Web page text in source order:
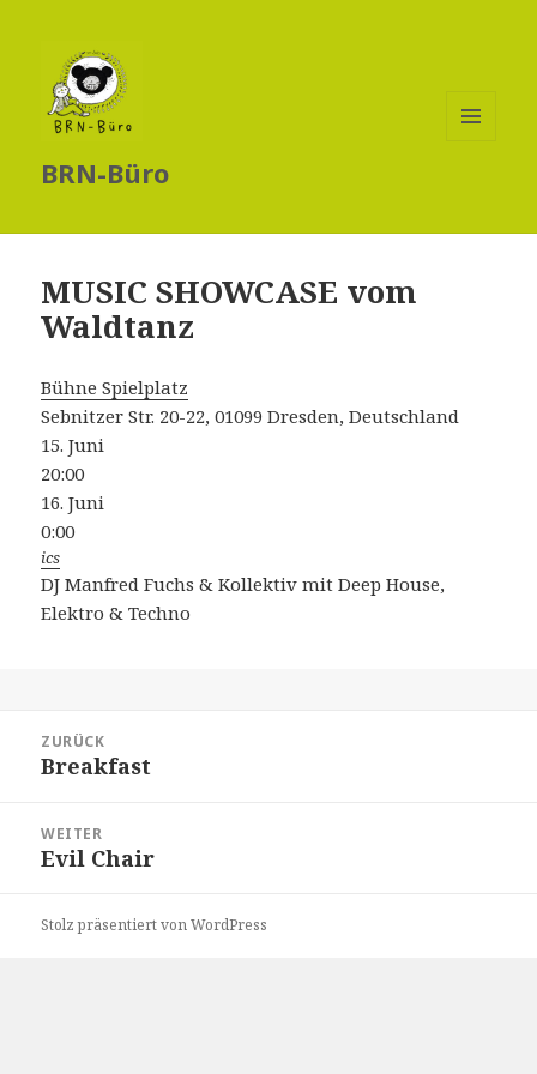
BRN-Büro
MUSIC SHOWCASE vom
Waldtanz
Bühne Spielplatz
Sebnitzer Str. 20-22, 01099 Dresden, Deutschland
15. Juni
20:00
16. Juni
0:00
ics
DJ Manfred Fuchs & Kollektiv mit Deep House,
Elektro & Techno
ZURÜCK
Vorheriger
Breakfast
WEITER
Nächster
Evil Chair
Stolz präsentiert von WordPress